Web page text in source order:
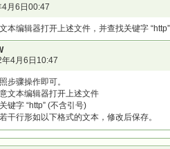
月6日00:47
本编辑器打开上述文件，并查找关键字
4月6日10:47
步骤操作即可。
文本编辑器打开上述文件
键字 “http” (不含引号)
干行形如以下格式的文本，修改后保存。